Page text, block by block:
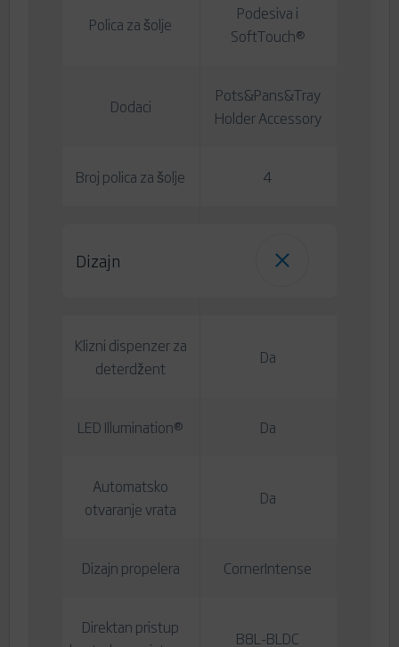
Polica za šolje
Podesiva i
SoftTouch®
Dodaci
Pots&Pans&Tray
Holder Accessory
Broj polica za šolje 4
Dizajn
Klizni dispenzer za
deterdžent
Da
LED Illumination® Da
Automatsko
otvaranje vrata
Da
Dizajn propelera CornerIntense
Direktan pristup
B8L-BLDC